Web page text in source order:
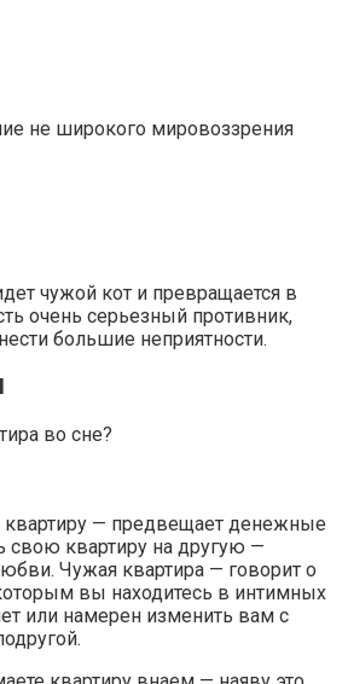
не широкого мировоззрения
чужой кот и превращается в
очень серьезный противник,
большие неприятности.
во сне?
— предвещает денежные
свою квартиру на другую —
Чужая квартира — говорит о
вы находитесь в интимных
или намерен изменить вам с